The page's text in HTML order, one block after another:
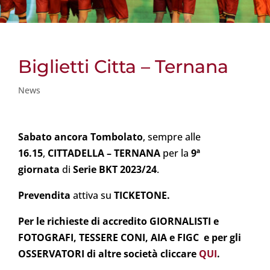
Biglietti Citta – Ternana
News
Sabato ancora Tombolato, sempre alle
16.15, CITTADELLA – TERNANA per la 9ª
giornata di Serie BKT 2023/24.
Prevendita attiva su TICKETONE.
Per le richieste di accredito GIORNALISTI e
FOTOGRAFI, TESSERE CONI, AIA e FIGC e per gli
OSSERVATORI di altre società cliccare QUI.